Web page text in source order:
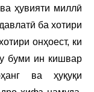
ҳувияти миллӣ
ба хотири
онҳоест, ки
буми ин кишвар
ва ҳуқуқи